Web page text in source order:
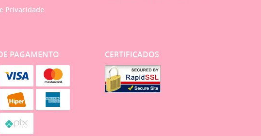
Privacidade
PAGAMENTO CERTIFICADOS